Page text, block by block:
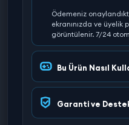
Ödemeniz
ekranınızda ve üyelik
görüntülenir. 7/24
Bu Ürün Nasıl
Garanti ve